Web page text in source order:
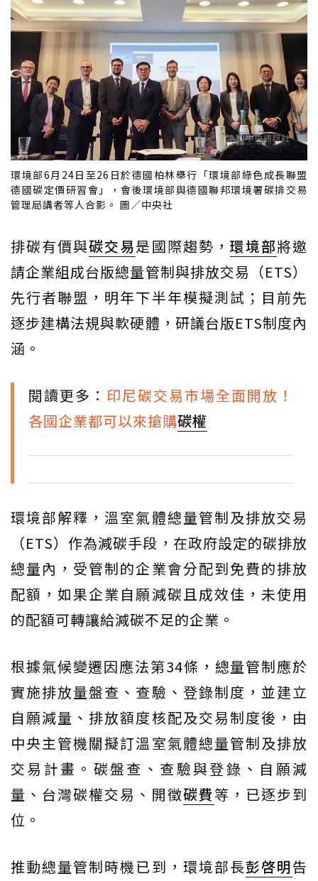
環境部6月24日至26日於德國柏林舉行「環境部綠色成長聯盟
德國碳定價研習會」，會後環境部與德國聯邦環境署碳排交易
管理局講者等人合影。 圖／中央社
排碳有價與碳交易是國際趨勢， 環境部將邀
請企業組成台版總量管制與排放交易（ETS）
先行者聯盟，明年下半年模擬測試；目前先
逐步建構法規與軟硬體，研議台版ETS制度內
涵。
閱讀更多： 印尼碳交易市場全面開放！
各國企業都可以來搶購碳權
環境部解釋，溫室氣體總量管制及排放交易
（ETS）作為減碳手段，在政府設定的碳排放
總量內，受管制的企業會分配到免費的排放
配額，如果企業自願減碳且成效佳，未使用
的配額可轉讓給減碳不足的企業。
根據氣候變遷因應法第34條，總量管制應於
實施排放量盤查、查驗、登錄制度，並建立
自願減量、排放額度核配及交易制度後，由
中央主管機關擬訂溫室氣體總量管制及排放
交易計畫。碳盤查、查驗與登錄、自願減
量、台灣碳權交易、開徵碳費等，已逐步到
位。
推動總量管制時機已到，環境部長彭啓明告